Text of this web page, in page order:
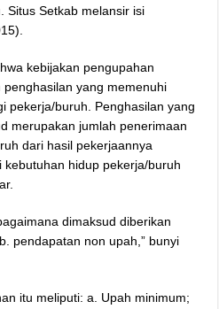
Situs Setkab melansir isi
kebijakan pengupahan
yang memenuhi
pekerja/buruh. Penghasilan yang
merupakan jumlah penerimaan
dari hasil pekerjaannya
hidup pekerja/buruh
dimaksud diberikan
pendapatan non upah,” bunyi
itu meliputi: a. Upah minimum;